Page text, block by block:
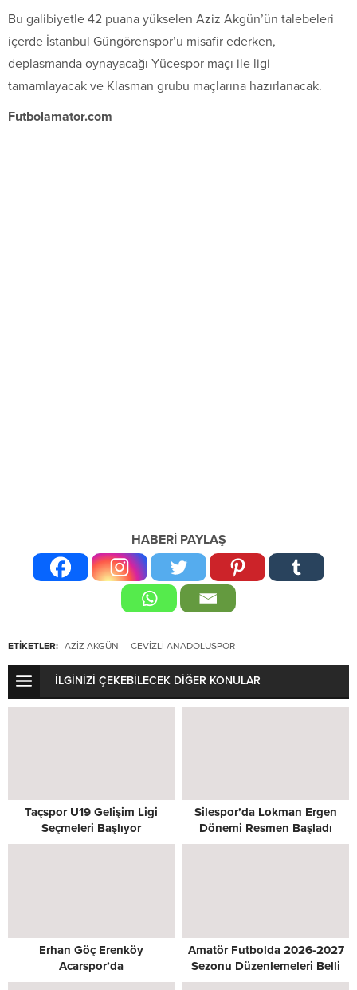
Bu galibiyetle 42 puana yükselen Aziz Akgün’ün talebeleri
içerde İstanbul Güngörenspor’u misafir ederken,
deplasmanda oynayacağı Yücespor maçı ile ligi
tamamlayacak ve Klasman grubu maçlarına hazırlanacak.
Futbolamator.com
HABERİ PAYLAŞ
ETİKETLER: AZIZ AKGÜN CEVIZLI ANADOLUSPOR
İLGİNİZİ ÇEKEBİLECEK DİĞER KONULAR
Taçspor U19 Gelişim Ligi
Seçmeleri Başlıyor
Silespor’da Lokman Ergen
Dönemi Resmen Başladı
Erhan Göç Erenköy
Acarspor’da
Amatör Futbolda 2026-2027
Sezonu Düzenlemeleri Belli
Oldu